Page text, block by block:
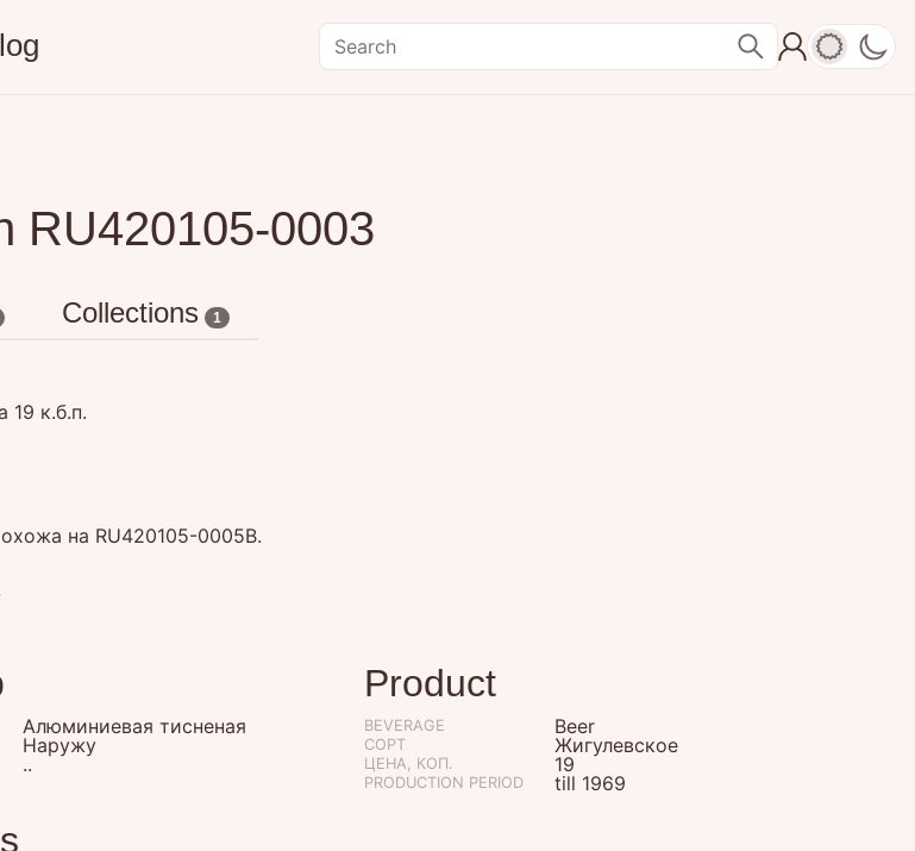
RU420105-0003
Collections 1
19 к.б.п.
на RU420105-0005B.
Алюминиевая тисненая
Наружу
..
Product
BEVERAGE Beer
СОРТ Жигулевское
ЦЕНА, КОП. 19
PRODUCTION PERIOD till 1969